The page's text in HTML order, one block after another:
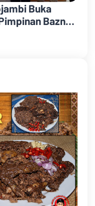
Buka
Baznas